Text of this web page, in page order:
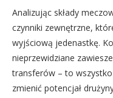
Analizując składy
czynniki zewnętrzne,
wyjściową jedenastkę.
nieprzewidziane
transferów – to
zmienić potencjał